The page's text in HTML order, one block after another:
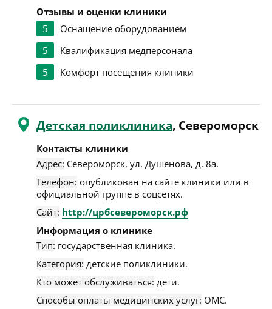
Отзывы и оценки клиники
5
Оснащение оборудованием
5
Квалификация медперсонала
5
Комфорт посещения клиники
Детская поликлиника, Североморск
Контакты клиники
Адрес: Североморск, ул. Душенова, д. 8а.
Телефон: опубликован на сайте клиники или в
официальной группе в соцсетях.
Сайт: http://црбсевероморск.рф
Информация о клинике
Тип: государственная клиника.
Категория: детские поликлиники.
Кто может обслуживаться: дети.
Способы оплаты медицинских услуг: ОМС.